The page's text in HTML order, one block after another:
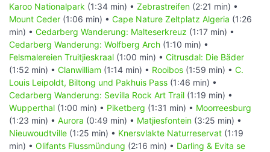
Karoo Nationalpark (1:34 min) • Zebrastreifen (2:21 min) •
Mount Ceder (1:06 min) • Cape Nature Zeltplatz Algeria (1:26
min) • Cedarberg Wanderung: Malteserkreuz (1:17 min) •
Cedarberg Wanderung: Wolfberg Arch (1:10 min) •
Felsmalereien Truitjieskraal (1:00 min) • Citrusdal: Die Bäder
(1:52 min) • Clanwilliam (1:14 min) • Rooibos (1:59 min) • C.
Louis Leipoldt, Biltong und Pakhuis Pass (1:46 min) •
Cedarberg Wanderung: Sevilla Rock Art Trail (1:19 min) •
Wupperthal (1:00 min) • Piketberg (1:31 min) • Moorreesburg
(1:23 min) • Aurora (0:49 min) • Matjiesfontein (3:25 min) •
Nieuwoudtville (1:25 min) • Knersvlakte Naturreservat (1:19
min) • Olifants Flussmündung (2:16 min) • Darling & Evita se